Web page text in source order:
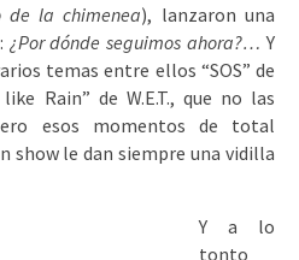
la chimenea), lanzaron una
¿Por dónde seguimos ahora?…Y
temas entre ellos “SOS” de
Rain” de W.E.T., que no las
esos momentos de total
show le dan siempre una vidilla
Y a lo
tonto